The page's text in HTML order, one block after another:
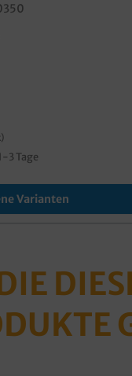
3 Tage
Varianten